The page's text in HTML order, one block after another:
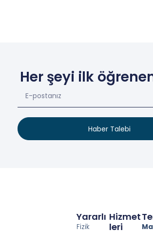
Her şeyi ilk
Haber Talebi
Hizmet
Leri
Yararlı
Fizik